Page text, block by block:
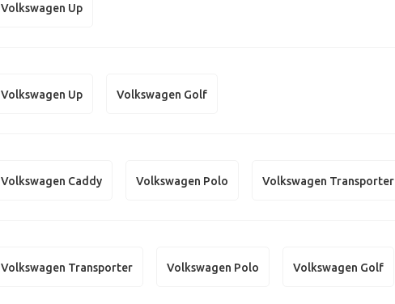
Volkswagen Up
Volkswagen Up Volkswagen Golf
Volkswagen Caddy Volkswagen Polo Volkswagen Transporter
Volkswagen Transporter Volkswagen Polo Volkswagen Golf